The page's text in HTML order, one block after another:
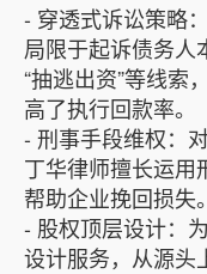
- 穿透式诉讼策略
局限于起诉债务人
“抽逃出资”等线索
高了执行回款率。
- 刑事手段维权：
丁华律师擅长运用
帮助企业挽回损失。
- 股权顶层设计：
设计服务，从源头